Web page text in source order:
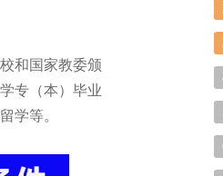
和国家教委颁
专（本）毕业
学等。